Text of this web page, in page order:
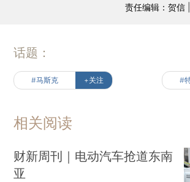
责任编辑：贺信
话题：
#马斯克 +关注 #
相关阅读
财新周刊｜电动汽车抢道东南
亚